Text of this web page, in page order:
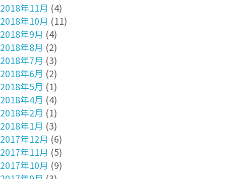
2018年11月 (4)
2018年10月 (11)
2018年9月 (4)
2018年8月 (2)
2018年7月 (3)
2018年6月 (2)
2018年5月 (1)
2018年4月 (4)
2018年2月 (1)
2018年1月 (3)
2017年12月 (6)
2017年11月 (5)
2017年10月 (9)